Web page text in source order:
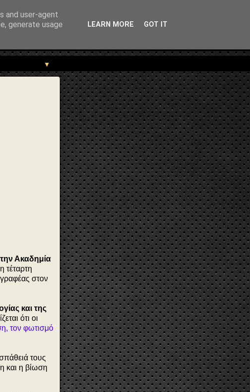
▼
Ακαδημία
τέταρτη
στον
και της
ότι οι
τον φωτισμό
τους
και η βίωση
and user-agent
generate usage
LEARN MORE GOT IT